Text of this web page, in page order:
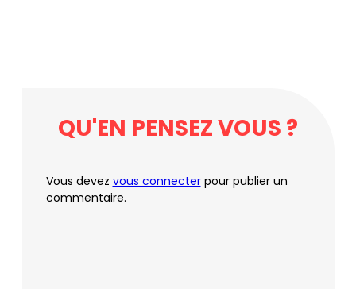
QU'EN PENSEZ VOUS ?
Vous devez vous connecterpour publier un
commentaire.